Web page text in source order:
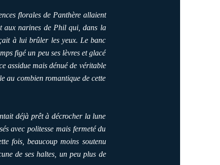
florales de Panthère allaient
aux narines de Phil qui, dans la
à lui brûler les yeux. Le banc
figé un peu ses lèvres et glacé
assidue mais dénué de véritable
au combien romantique de cette
déjà prêt à décrocher la lune
avec politesse mais fermeté du
fois, beaucoup moins soutenu
de ses haltes, un peu plus de